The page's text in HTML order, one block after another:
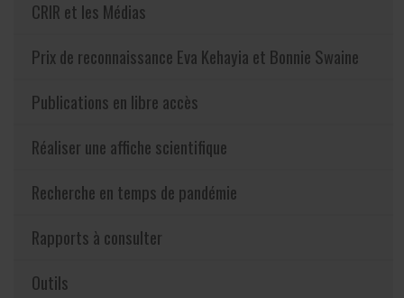
CRIR et les Médias
Prix de reconnaissance Eva Kehayia et Bonnie Swaine
Publications en libre accès
Réaliser une affiche scientifique
Recherche en temps de pandémie
Rapports à consulter
Outils